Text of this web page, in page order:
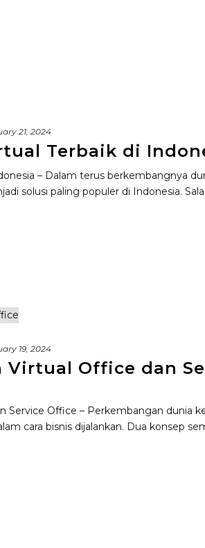
21, 2024
Terbaik di
– Dalam terus berkembangnya
solusi paling populer di Indonesia.
19, 2024
Virtual Office dan
Service Office – Perkembangan dunia
cara bisnis dijalankan. Dua konsep